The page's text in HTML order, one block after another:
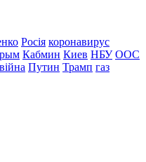
Росія коронавирус
Кабмин Киев НБУ ООС
війна Путин Трамп газ